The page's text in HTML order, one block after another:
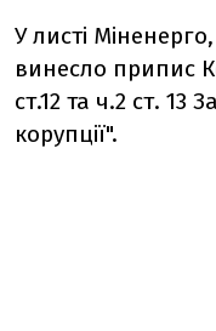
У листі
винесло припис
ст.12 та ч.2 ст. 13
корупції".